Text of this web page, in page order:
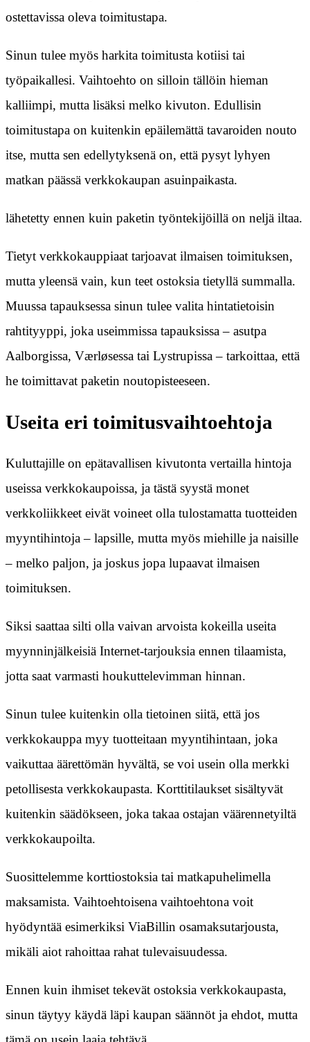
ostettavissa oleva toimitustapa.
Sinun tulee myös harkita toimitusta kotiisi tai
työpaikallesi. Vaihtoehto on silloin tällöin hieman
kalliimpi, mutta lisäksi melko kivuton. Edullisin
toimitustapa on kuitenkin epäilemättä tavaroiden nouto
itse, mutta sen edellytyksenä on, että pysyt lyhyen
matkan päässä verkkokaupan asuinpaikasta.
lähetetty ennen kuin paketin työntekijöillä on neljä iltaa.
Tietyt verkkokauppiaat tarjoavat ilmaisen toimituksen,
mutta yleensä vain, kun teet ostoksia tietyllä summalla.
Muussa tapauksessa sinun tulee valita hintatietoisin
rahtityyppi, joka useimmissa tapauksissa – asutpa
Aalborgissa, Værløsessa tai Lystrupissa – tarkoittaa, että
he toimittavat paketin noutopisteeseen.
Useita eri toimitusvaihtoehtoja
Kuluttajille on epätavallisen kivutonta vertailla hintoja
useissa verkkokaupoissa, ja tästä syystä monet
verkkoliikkeet eivät voineet olla tulostamatta tuotteiden
myyntihintoja – lapsille, mutta myös miehille ja naisille
– melko paljon, ja joskus jopa lupaavat ilmaisen
toimituksen.
Siksi saattaa silti olla vaivan arvoista kokeilla useita
myynninjälkeisiä Internet-tarjouksia ennen tilaamista,
jotta saat varmasti houkuttelevimman hinnan.
Sinun tulee kuitenkin olla tietoinen siitä, että jos
verkkokauppa myy tuotteitaan myyntihintaan, joka
vaikuttaa äärettömän hyvältä, se voi usein olla merkki
petollisesta verkkokaupasta. Korttitilaukset sisältyvät
kuitenkin säädökseen, joka takaa ostajan väärennetyiltä
verkkokaupoilta.
Suosittelemme korttiostoksia tai matkapuhelimella
maksamista. Vaihtoehtoisena vaihtoehtona voit
hyödyntää esimerkiksi ViaBillin osamaksutarjousta,
mikäli aiot rahoittaa rahat tulevaisuudessa.
Ennen kuin ihmiset tekevät ostoksia verkkokaupasta,
sinun täytyy käydä läpi kaupan säännöt ja ehdot, mutta